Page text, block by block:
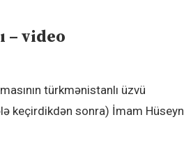
– video
türkmənistanlı üzvü
keçirdikdən sonra) İmam Hüseyn